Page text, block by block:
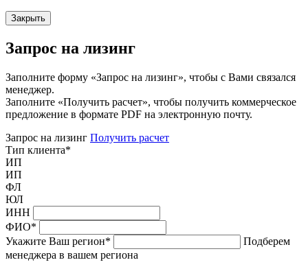
Закрыть
Запрос на лизинг
Заполните форму «Запрос на лизинг», чтобы с Вами связался
менеджер.
Заполните «Получить расчет», чтобы получить коммерческое
предложение в формате PDF на электронную почту.
Запрос на лизинг Получить расчет
Тип клиента*
ИП
ИП
ФЛ
ЮЛ
ИНН
ФИО*
Укажите Ваш регион*
Подберем
менеджера в вашем региона